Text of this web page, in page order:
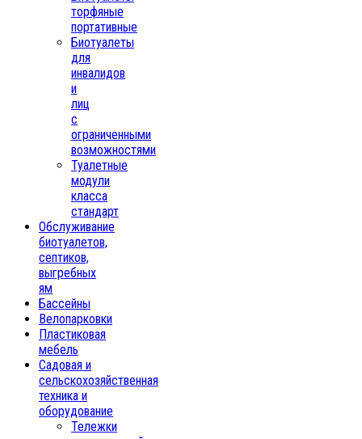
торфяные
портативные
Биотуалеты
для
инвалидов
и
лиц
с
ограниченными
возможностями
Туалетные
модули
класса
стандарт
Обслуживание
биотуалетов,
септиков,
выгребных
ям
Бассейны
Велопарковки
Пластиковая
мебель
Садовая и
сельскохозяйственная
техника и
оборудование
Тележки